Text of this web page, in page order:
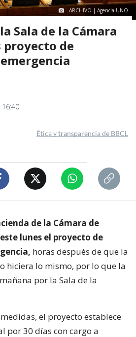
ARCHIVO | Agencia UNO
Sala de la Cámara
proyecto de
Ética y transparencia de BBCL
de la Cámara de
lunes el proyecto de
horas después de que la
hiciera lo mismo, por lo que la
por la Sala de la
el proyecto establece
por 30 días con cargo a